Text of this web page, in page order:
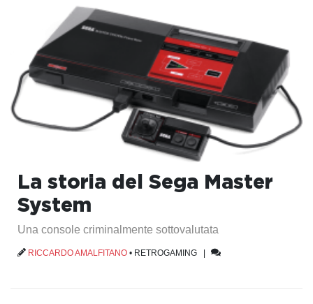
La storia del Sega Master
System
Una console criminalmente sottovalutata
RICCARDO AMALFITANO • RETROGAMING |